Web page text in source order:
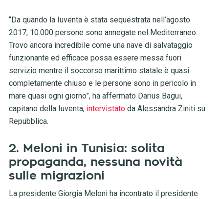
“Da quando la Iuventa è stata sequestrata nell’agosto
2017, 10.000 persone sono annegate nel Mediterraneo.
Trovo ancora incredibile come una nave di salvataggio
funzionante ed efficace possa essere messa fuori
servizio mentre il soccorso marittimo statale è quasi
completamente chiuso e le persone sono in pericolo in
mare quasi ogni giorno”, ha affermato Darius Bagui,
capitano della Iuventa, intervistatoda Alessandra Ziniti su
Repubblica.
2. Meloni in Tunisia: solita
propaganda, nessuna novità
sulle migrazioni
La presidente Giorgia Meloni ha incontrato il presidente